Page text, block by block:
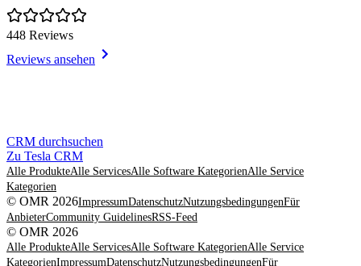
448 Reviews
Reviews ansehen
Item
1
of
8
CRM durchsuchen
Zu Tesla CRM
Alle ProdukteAlle ServicesAlle Software KategorienAlle Service
Kategorien
© OMR 2026ImpressumDatenschutzNutzungsbedingungenFür
AnbieterCommunity GuidelinesRSS-Feed
© OMR 2026
Alle ProdukteAlle ServicesAlle Software KategorienAlle Service
KategorienImpressumDatenschutzNutzungsbedingungenFür